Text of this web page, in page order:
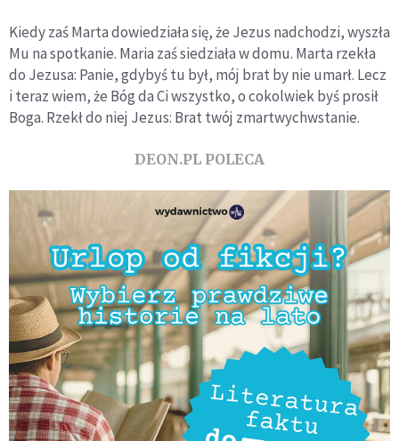
Kiedy zaś Marta dowiedziała się, że Jezus nadchodzi, wyszła
Mu na spotkanie. Maria zaś siedziała w domu. Marta rzekła
do Jezusa: Panie, gdybyś tu był, mój brat by nie umarł. Lecz
i teraz wiem, że Bóg da Ci wszystko, o cokolwiek byś prosił
Boga. Rzekł do niej Jezus: Brat twój zmartwychwstanie.
DEON.PL POLECA